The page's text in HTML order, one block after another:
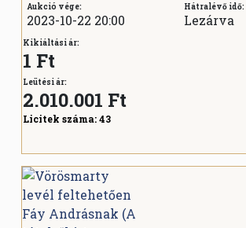
Aukció vége:
2023-10-22 20:00
Hátralévő idő:
Lezárva
Kikiáltási ár:
1 Ft
Leütési ár:
2.010.001 Ft
Licitek száma:43